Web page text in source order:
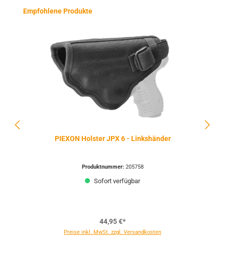
Produktgalerie überspringen
Empfohlene Produkte
PIEXON Holster JPX 6 - Linkshänder
Produktnummer: 205758
Sofort verfügbar
44,95 €*
Preise inkl. MwSt. zzgl. Versandkosten